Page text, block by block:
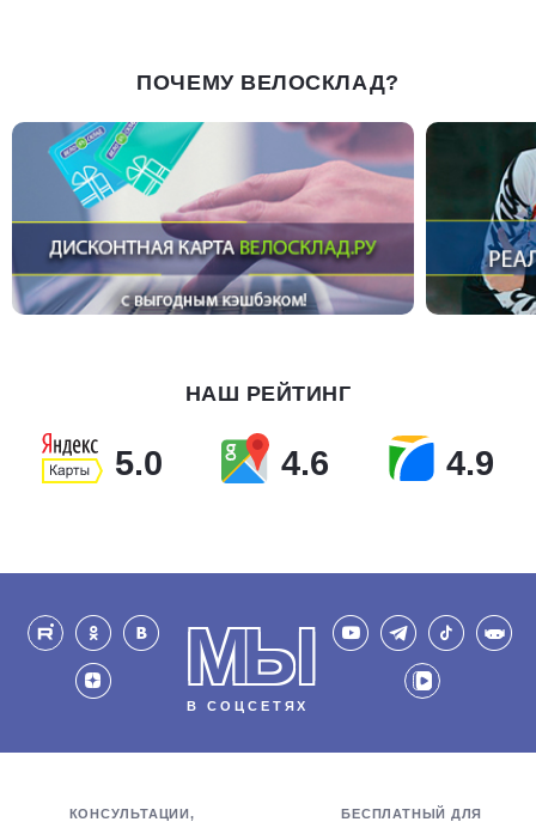
ПОЧЕМУ ВЕЛОСКЛАД?
НАШ РЕЙТИНГ
5.0 4.6 4.9
МЫ
В СОЦСЕТЯХ
КОНСУЛЬТАЦИИ,
БЕСПЛАТНЫЙ ДЛЯ